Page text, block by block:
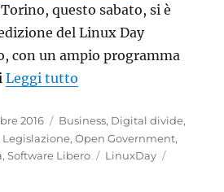
questo sabato, si è
del Linux Day
con un ampio programma
Leggi tutto
2016 Categorie
Business, Digital divide,
Legislazione,Open Government,
,Software Libero Tag
LinuxDay